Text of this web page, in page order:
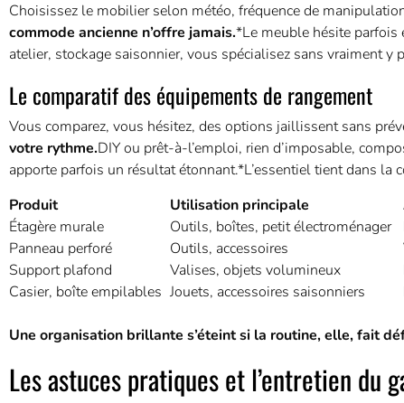
Choisissez le mobilier selon météo, fréquence de
commode ancienne n’offre jamais.*Le meuble hésite parfois
atelier, stockage saisonnier, vous spécialisez sans vraiment
Le comparatif des équipements de rangement
Vous comparez, vous hésitez, des options jaillissent sans
votre rythme.DIY ou prêt-à-l’emploi, rien d’imposable,
apporte parfois un résultat étonnant.*L’essentiel tient dans la
Produit
Utilisation principale
Étagère murale
Outils, boîtes, petit électroménager
Panneau perforé
Outils, accessoires
Support plafond
Valises, objets volumineux
Casier, boîte empilables Jouets, accessoires saisonniers
Une organisation brillante s’éteint si la routine, elle, fait
Les astuces pratiques et l’entretien du